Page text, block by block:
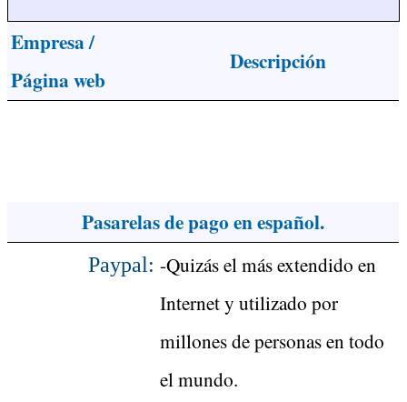
Empresa /
Página web
Descripción
Pasarelas de pago en español.
Paypal: -Quizás el más extendido en
Internet y utilizado por
millones de personas en todo
el mundo.